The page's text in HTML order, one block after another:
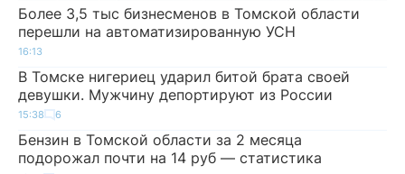
Более 3,5 тыс бизнесменов в Томской области
перешли на автоматизированную УСН
16:13
В Томске нигериец ударил битой брата своей
девушки. Мужчину депортируют из России
15:38 6
Бензин в Томской области за 2 месяца
подорожал почти на 14 руб — статистика